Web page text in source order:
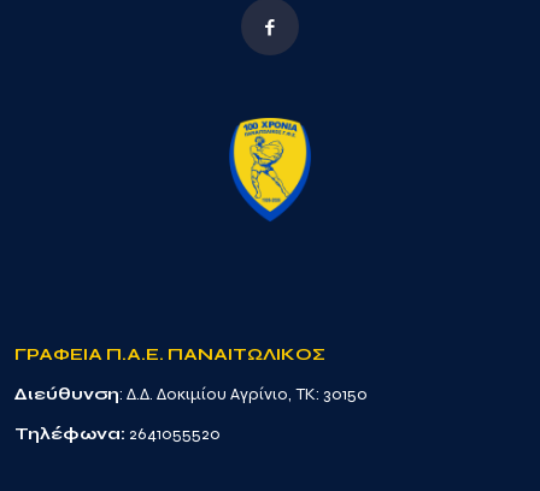
ΓΡΑΦΕΙΑ Π.Α.Ε. ΠΑΝΑΙΤΩΛΙΚΟΣ
Διεύθυνση: Δ.Δ. Δοκιμίου Αγρίνιο, TK: 30150
Τηλέφωνα: 2641055520